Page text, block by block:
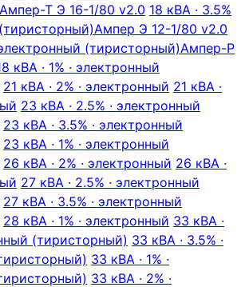
Ампер-Т Э 16-1/80 v2.0 18 кВА · 3.5%
Ампер Э 12-1/80 v2.0
(тиристорный)Ампер-Р
кВА · 1% · электронный
21 кВА · 2% · электронный 21 кВА ·
23 кВА · 2.5% · электронный
23 кВА · 3.5% · электронный
23 кВА · 1% · электронный
26 кВА · 2% · электронный 26 кВА ·
27 кВА · 2.5% · электронный
27 кВА · 3.5% · электронный
28 кВА · 1% · электронный 33 кВА ·
(тиристорный) 33 кВА · 3.5% ·
33 кВА · 1% ·
33 кВА · 2% ·